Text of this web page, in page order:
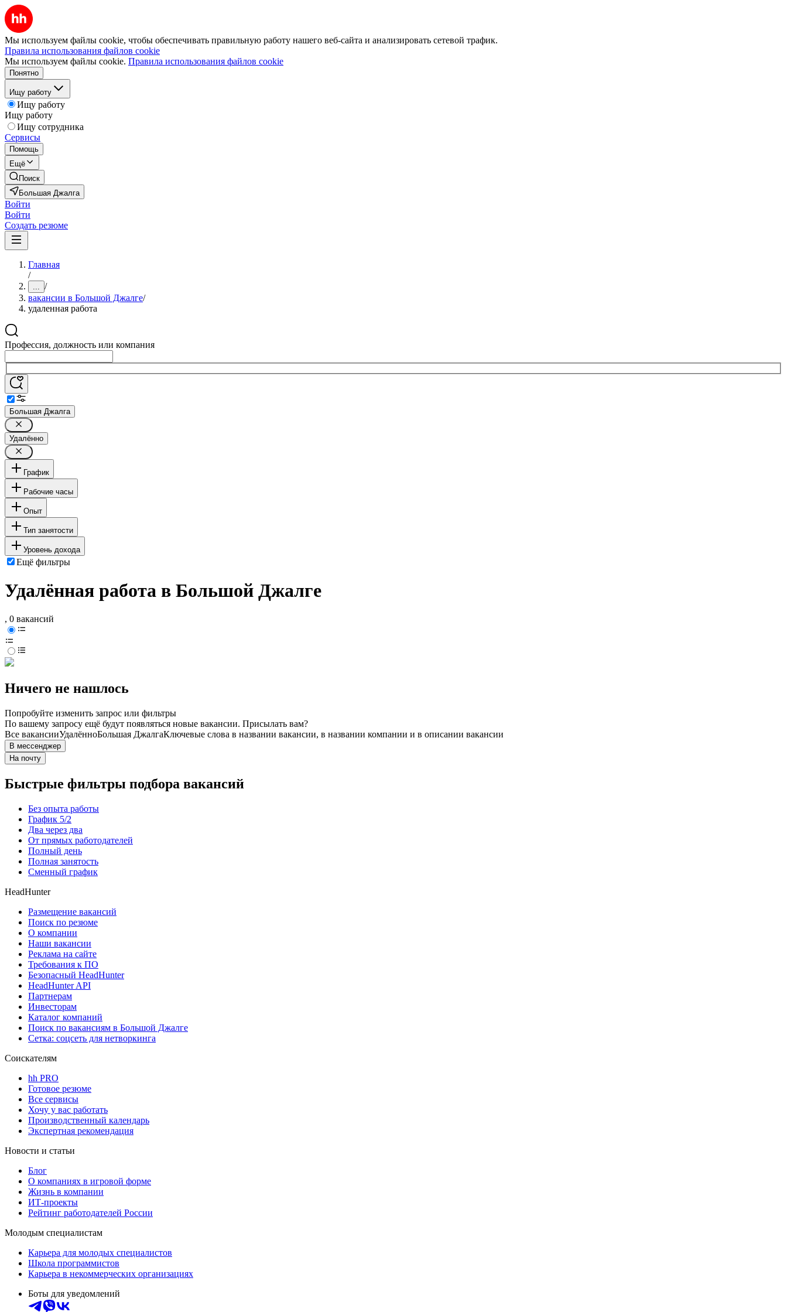
Мы используем файлы cookie, чтобы обеспечивать правильную работу нашего веб-сайта и анализировать сетевой трафик.
Правила использования файлов cookie
Мы используем файлы cookie. Правила использования файлов cookie
Понятно
Ищу работу
Ищу работу
Ищу работу
Ищу сотрудника
Сервисы
Помощь
Ещё
Поиск
Большая Джалга
Войти
Войти
Создать резюме
Главная
/
... /
вакансии в Большой Джалге/
удаленная работа
Профессия, должность или компания
Большая Джалга
Удалённо
График
Рабочие часы
Опыт
Тип занятости
Уровень дохода
Ещё фильтры
Удалённая работа в Большой Джалге
, 0 вакансий
Ничего не нашлось
Попробуйте изменить запрос или фильтры
По вашему запросу ещё будут появляться новые вакансии. Присылать вам?
Все вакансииУдалённоБольшая ДжалгаКлючевые слова в названии вакансии, в названии компании и в описании вакансии
В мессенджер
На почту
Быстрые фильтры подбора вакансий
Без опыта работы
График 5/2
Два через два
От прямых работодателей
Полный день
Полная занятость
Сменный график
HeadHunter
Размещение вакансий
Поиск по резюме
О компании
Наши вакансии
Реклама на сайте
Требования к ПО
Безопасный HeadHunter
HeadHunter API
Партнерам
Инвесторам
Каталог компаний
Поиск по вакансиям в Большой Джалге
Сетка: соцсеть для нетворкинга
Соискателям
hh PRO
Готовое резюме
Все сервисы
Хочу у вас работать
Производственный календарь
Экспертная рекомендация
Новости и статьи
Блог
О компаниях в игровой форме
Жизнь в компании
ИТ-проекты
Рейтинг работодателей России
Молодым специалистам
Карьера для молодых специалистов
Школа программистов
Карьера в некоммерческих организациях
Боты для уведомлений